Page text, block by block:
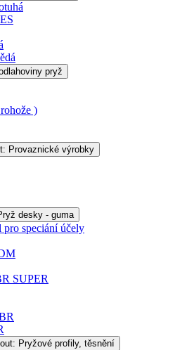
pryž
)
Provaznické výrobky
desky - guma
speciání účely
SUPER
Pryžové profily, těsnění